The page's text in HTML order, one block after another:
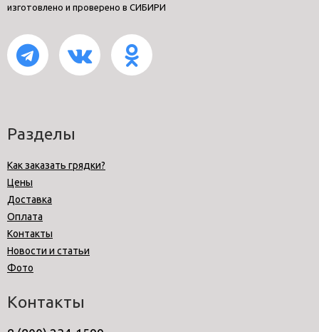
изготовлено и проверено в СИБИРИ
Разделы
Как заказать грядки?
Цены
Доставка
Оплата
Контакты
Новости и статьи
Фото
Контакты